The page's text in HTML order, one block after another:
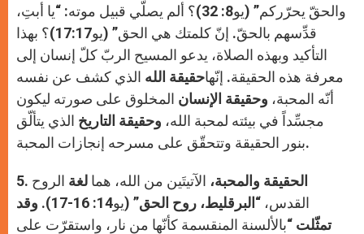
والحقّ يحرّركم” (يو8: 32)؟ ألم يصلّي قبيل موته: “يا أبتِ،
قدِّسهم بالحقّ. إنّ كلمتك هي الحق” (يو17:17)؟ بهذا
التأكيد وبهذه الصلاة، يدعو المسيح الربّ كلّ إنسان إلى
معرفة هذه الحقيقة. إنّهاحقيقة الله الذي كشف عن نفسه
أنّه المحبة، وحقيقة الإنسان المخلوق على صورته ليكون
مجسِّداً في بيئته لمحبة الله، وحقيقة التاريخ الذي يتألّق
بنور الحقيقة وتتحقّق على مسرحه إنجازات المحبة.
5. الحقيقة والمحبة، الآتيتَين من الله، هما لغة الروح
القدس، “ البرقليط، روح الحق” (يو14: 16-17).
وقد
تمثّلت “بالألسنة المنقسمة كأنّها من نار، واستقرّت على